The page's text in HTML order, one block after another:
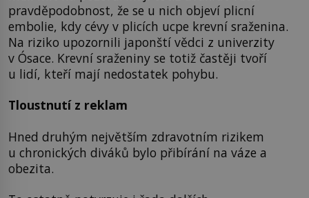
pravděpodobnost, že se u nich objeví plicní
embolie, kdy cévy v plicích ucpe krevní sraženina.
Na riziko upozornili japonští vědci z univerzity
v Ósace. Krevní sraženiny se totiž častěji tvoří
u lidí, kteří mají nedostatek pohybu.
Tloustnutí z reklam
Hned druhým největším zdravotním rizikem
u chronických diváků bylo přibírání na váze a
obezita.